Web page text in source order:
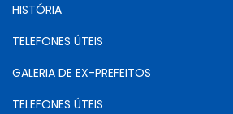
HISTÓRIA
TELEFONES ÚTEIS
GALERIA DE EX-PREFEITOS
TELEFONES ÚTEIS